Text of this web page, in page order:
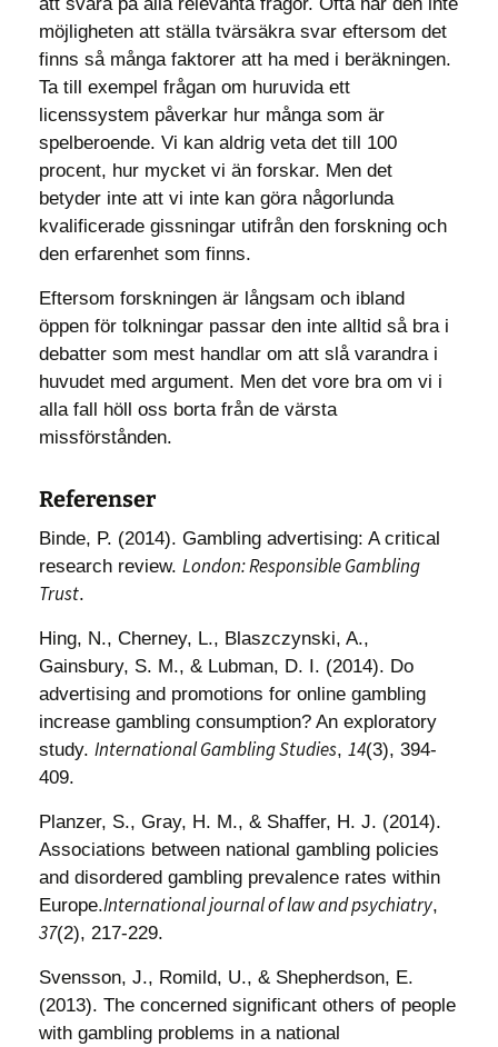
möjligheten att ställa tvärsäkra svar eftersom det
finns så många faktorer att ha med i beräkningen.
Ta till exempel frågan om huruvida ett
licenssystem påverkar hur många som är
spelberoende. Vi kan aldrig veta det till 100
procent, hur mycket vi än forskar. Men det
betyder inte att vi inte kan göra någorlunda
kvalificerade gissningar utifrån den forskning och
den erfarenhet som finns.
Eftersom forskningen är långsam och ibland
öppen för tolkningar passar den inte alltid så bra i
debatter som mest handlar om att slå varandra i
huvudet med argument. Men det vore bra om vi i
alla fall höll oss borta från de värsta
missförstånden.
Referenser
Binde, P. (2014). Gambling advertising: A critical
research review. London: Responsible Gambling
Trust.
Hing, N., Cherney, L., Blaszczynski, A.,
Gainsbury, S. M., & Lubman, D. I. (2014). Do
advertising and promotions for online gambling
increase gambling consumption? An exploratory
study. International Gambling Studies, 14(3), 394-
409.
Planzer, S., Gray, H. M., & Shaffer, H. J. (2014).
Associations between national gambling policies
and disordered gambling prevalence rates within
Europe.International journal of law and psychiatry,
37(2), 217-229.
Svensson, J., Romild, U., & Shepherdson, E.
(2013). The concerned significant others of people
with gambling problems in a national